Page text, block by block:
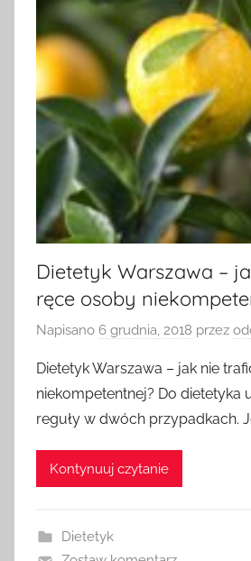
Dietetyk Warszawa –
ręce osoby
Napisano 6 grudnia, 2018 przez
Dietetyk Warszawa – jak nie
niekompetentnej? Do dietetyka
reguły w dwóch przypadkach.
Kontynuuj czytanie
Dietetyk